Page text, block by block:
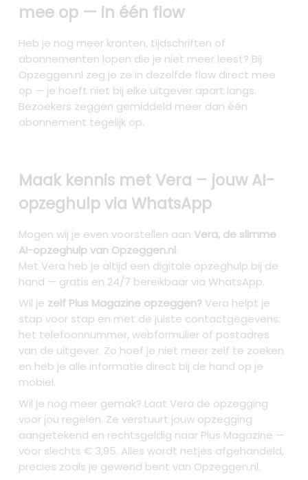
mee op — in één flow
Heb je nog meer kranten, tijdschriften of
abonnementen lopen die je niet meer leest? Bij
Opzeggen.nl zeg je ze in dezelfde flow direct mee
op — je hoeft niet bij elke uitgever apart langs.
Bezoekers zeggen gemiddeld meer dan één
abonnement tegelijk op.
Maak kennis met Vera – jouw AI-
opzeghulp via WhatsApp
Mogen wij je even voorstellen aan Vera, de slimme
AI-opzeghulp van Opzeggen.nl.
Met Vera heb je altijd een digitale opzeghulp bij de
hand — gratis en 24/7 bereikbaar via WhatsApp.
Wil je zelf Plus Magazine opzeggen? Vera helpt je
stap voor stap en met de juiste contactgegevens:
het telefoonnummer, webformulier of postadres
van de uitgever. Zo hoef je niet meer zelf te zoeken
en heb je alle informatie direct bij de hand op je
mobiel.
Wil je nog meer gemak? Laat Vera de opzegging
voor jou regelen. Ze verstuurt jouw opzegging
aangetekend en rechtsgeldig naar Plus Magazine —
voor slechts € 3,95. Alles wordt netjes afgehandeld,
precies zoals je gewend bent van Opzeggen.nl.